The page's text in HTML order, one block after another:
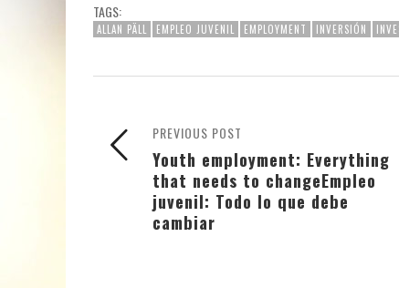
TAGS:
ALLAN PÄLL EMPLEO JUVENIL EMPLOYMENT INVERSIÓN
PREVIOUS POST
Youth employment: Everything
that needs to changeEmpleo
juvenil: Todo lo que debe
cambiar